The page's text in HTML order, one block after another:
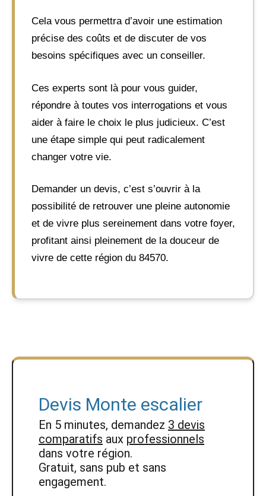
Cela vous permettra d’avoir une estimation
précise des coûts et de discuter de vos
besoins spécifiques avec un conseiller.
Ces experts sont là pour vous guider,
répondre à toutes vos interrogations et vous
aider à faire le choix le plus judicieux. C’est
une étape simple qui peut radicalement
changer votre vie.
Demander un devis, c’est s’ouvrir à la
possibilité de retrouver une pleine autonomie
et de vivre plus sereinement dans votre foyer,
profitant ainsi pleinement de la douceur de
vivre de cette région du 84570.
Devis Monte escalier
En 5 minutes, demandez 3 devis
comparatifs aux professionnels
dans votre région.
Gratuit, sans pub et sans
engagement.